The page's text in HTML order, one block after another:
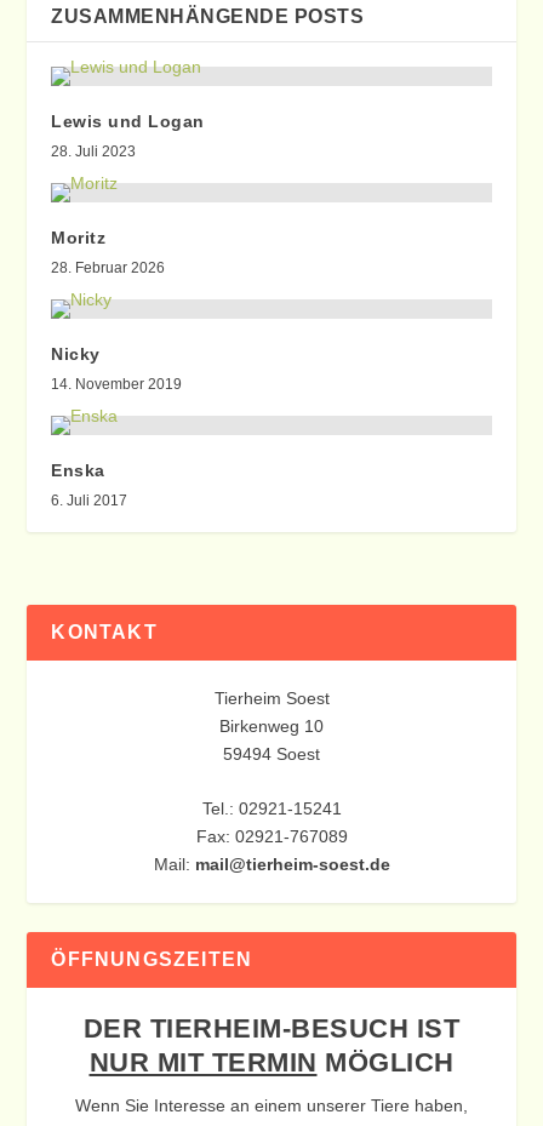
ZUSAMMENHÄNGENDE POSTS
Lewis und Logan
28. Juli 2023
Moritz
28. Februar 2026
Nicky
14. November 2019
Enska
6. Juli 2017
KONTAKT
Tierheim Soest
Birkenweg 10
59494 Soest
Tel.: 02921-15241
Fax: 02921-767089
Mail: mail@tierheim-soest.de
ÖFFNUNGSZEITEN
DER TIERHEIM-BESUCH IST
NUR MIT TERMIN MÖGLICH
Wenn Sie Interesse an einem unserer Tiere haben,